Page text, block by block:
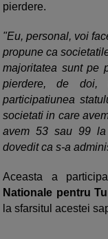
pierdere.
"Eu, personal, voi
propune ca
majoritatea sunt pe
pierdere, de
participatiunea
societati in care
avem 53 sau 99 la
dovedit ca s-a
Aceasta a
Nationale pentru
la sfarsitul acestei